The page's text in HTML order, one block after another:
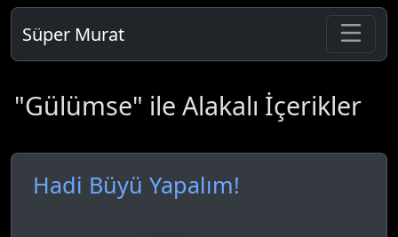
Süper Murat
"Gülümse" ile Alakalı İçerikler
Hadi Büyü Yapalım!